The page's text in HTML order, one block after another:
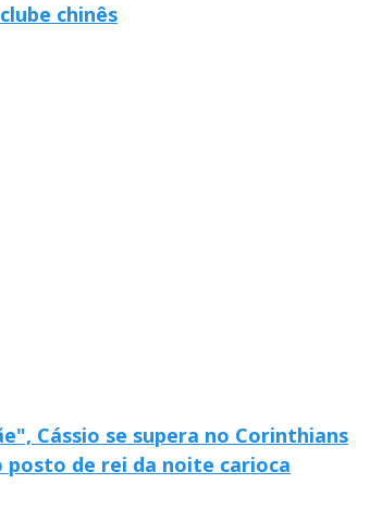
chinês
Cássio se supera no Corinthians
posto de rei da noite carioca